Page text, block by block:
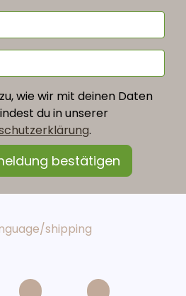
wie wir mit deinen Daten
du in unserer
.
shipping